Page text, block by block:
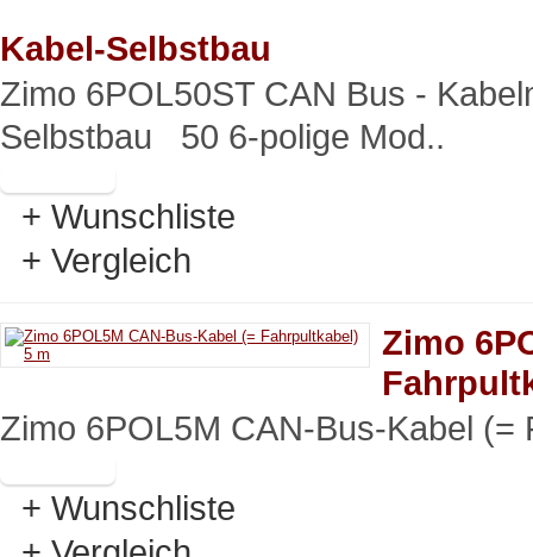
Kabel-Selbstbau
Zimo 6POL50ST CAN Bus -
Selbstbau 50 6-polige Mod..
+ Wunschliste
+ Vergleich
Zimo
Zimo 6POL5M CAN-Bus-Kabel
+ Wunschliste